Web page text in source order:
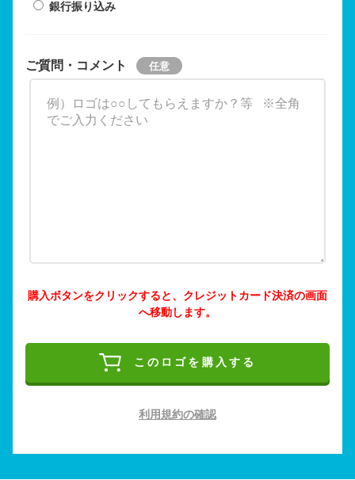
銀行振り込み
ご質問・コメント
購入ボタンをクリックすると、クレジットカード決済の画面
へ移動します。
このロゴを購入する
利用規約の確認